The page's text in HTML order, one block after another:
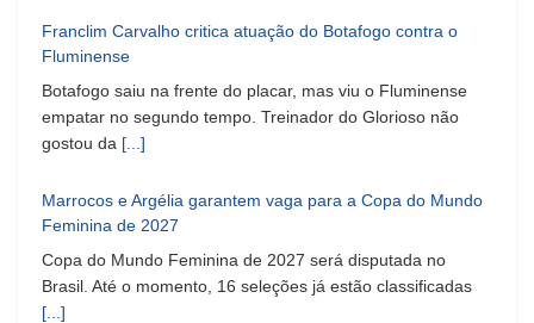
Franclim Carvalho critica atuação do Botafogo contra o
Fluminense
Botafogo saiu na frente do placar, mas viu o Fluminense
empatar no segundo tempo. Treinador do Glorioso não
gostou da [...]
Marrocos e Argélia garantem vaga para a Copa do Mundo
Feminina de 2027
Copa do Mundo Feminina de 2027 será disputada no
Brasil. Até o momento, 16 seleções já estão classificadas
[...]